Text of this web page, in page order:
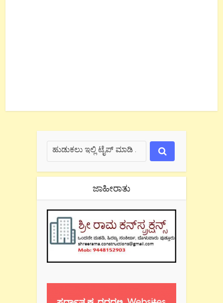
ಜಾಹೀರಾತು